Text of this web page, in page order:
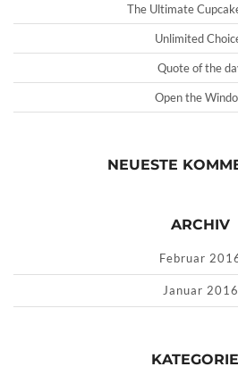
The Ultimate
Unlimited
Quote of the
Open the
NEUESTE
ARCHIV
Februar
Januar 2016